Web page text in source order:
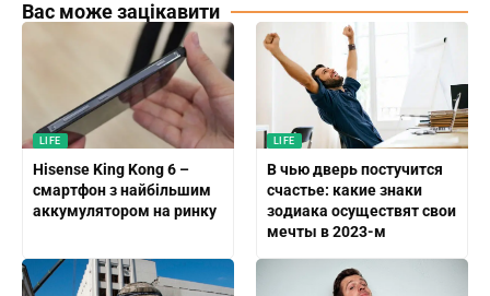
Вас може зацікавити
LIFE
Hisense King Kong 6 –
смартфон з найбільшим
аккумулятором на ринку
LIFE
В чью дверь постучится
счастье: какие знаки
зодиака осуществят свои
мечты в 2023-м